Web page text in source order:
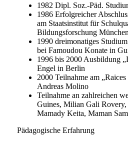
1982 Dipl. Soz.-Päd.
1986 Erfolgreicher
am Staatsinstitut für
Bildungsforschung
1990 dreimonatiges
bei Famoudou Konate in
1996 bis 2000 Ausbildung
Engel in Berlin
2000 Teilnahme am
Andreas Molino
Teilnahme an zahlreichen
Guines, Milian Gali Rovery,
Mamady Keita, Maman
Pädagogische Erfahrung